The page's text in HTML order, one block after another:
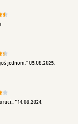


jednom.” 05.08.2025.

14.08.2024.